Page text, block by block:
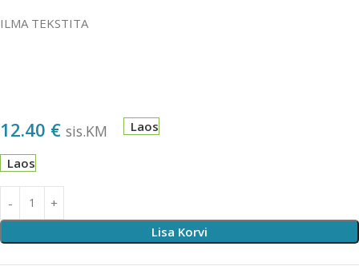
ILMA TEKSTITA
12.40 € sis.KM Laos
Laos
Lisa Korvi